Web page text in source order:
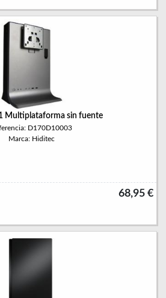
Multiplataforma sin fuente
D170D10003
Marca: Hiditec
68,95 €